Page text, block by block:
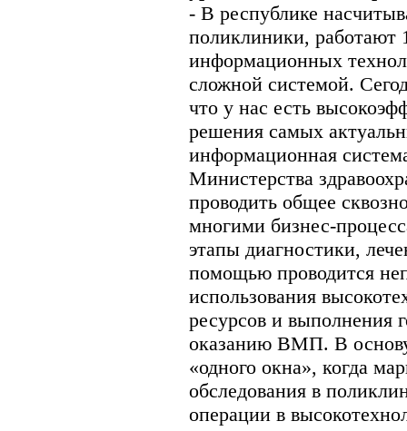
- В республике
поликлиники, работают
информационных
сложной системой.
что у нас есть
решения самых
информационная
Министерства
проводить общее
многими бизнес-
этапы диагностики,
помощью проводится
использования
ресурсов и выполнения
оказанию ВМП. В
«одного окна», когда
обследования в
операции в